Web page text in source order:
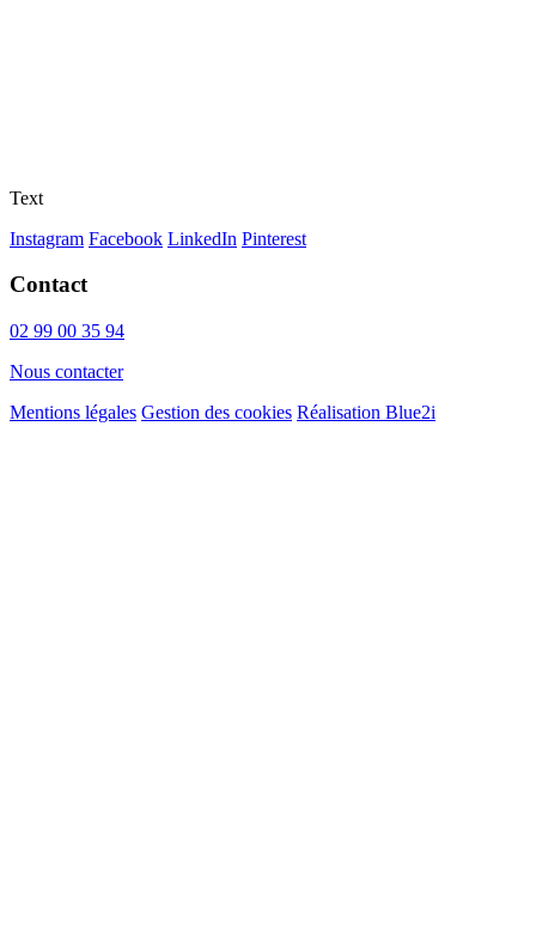
Text
Instagram Facebook LinkedIn Pinterest
Contact
02 99 00 35 94
Nous contacter
Mentions légales Gestion des cookies Réalisation Blue2i